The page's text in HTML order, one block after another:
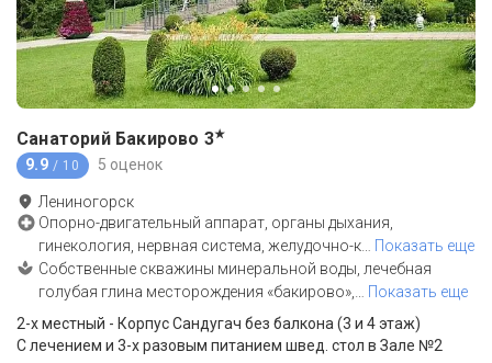
Санаторий Бакирово 3★
9.9 / 10 5 оценок
Лениногорск
Опорно-двигательный аппарат, органы дыхания,
гинекология, нервная система, желудочно-к
Показать еще
Собственные скважины минеральной воды, лечебная
голубая глина месторождения «бакирово»,
Показать еще
2-x местный - Корпус Сандугач без балкона (3 и 4 этаж)
С лечением и 3-х разовым питанием швед. стол в Зале №2